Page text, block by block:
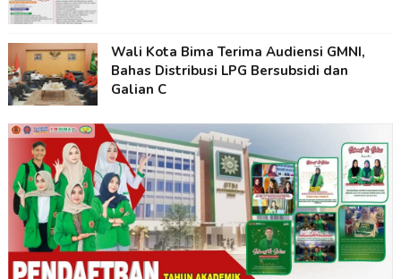
Wali Kota Bima Terima Audiensi GMNI,
Bahas Distribusi LPG Bersubsidi dan
Galian C